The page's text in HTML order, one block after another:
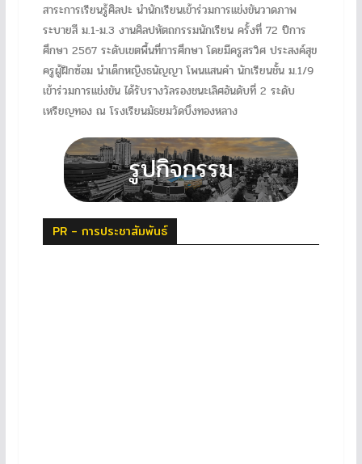
สาระการเรียนรู้ศิลปะ นำนักเรียนเข้าร่วมการแข่งขันวาดภาพ
ระบายสี ม.1-ม.3 งานศิลปหัตถกรรมนักเรียน ครั้งที่ 72 ปีการ
ศึกษา 2567 ระดับเขตพื้นที่การศึกษา โดยมีครูสรวิศ ประสงค์สุข
ครูผู้ฝึกซ้อม นำเด็กหญิงธนัญญา โพนแสนคำ นักเรียนชั้น ม.1/9
เข้าร่วมการแข่งขัน ได้รับรางวัลรองชนะเลิศอันดับที่ 2 ระดับ
เหรียญทอง ณ โรงเรียนมัธยมวัดบึงทองหลาง
PR - การประชาสัมพันธ์